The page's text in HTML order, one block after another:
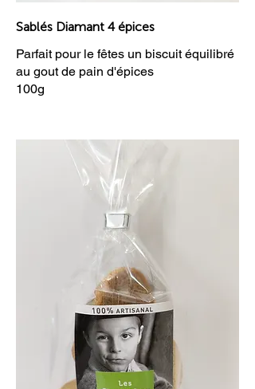
Sablés Diamant 4 épices
Parfait pour le fêtes un biscuit équilibré
au gout de pain d'épices
100g